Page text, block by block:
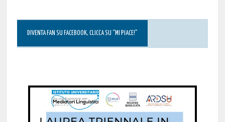
DIVENTA FAN SU FACEBOOK, CLICCA SU “MI PIACE!”